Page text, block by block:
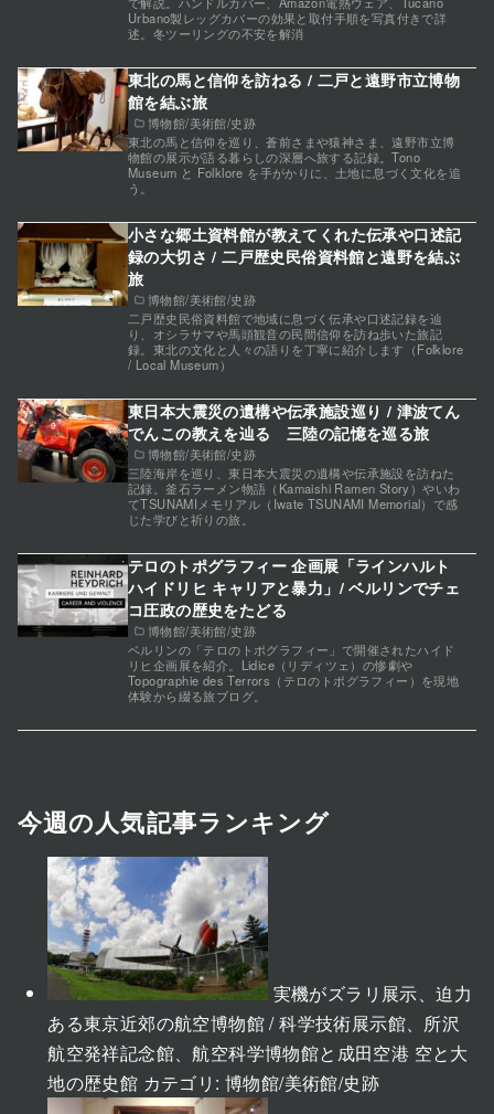
Urbano製レッグカバーの効果と取付手順を写真付きで詳
述。冬ツーリングの不安を解消
博物館/美術館/史跡
東北の馬と信仰を訪ねる / 二戸と遠野市立博物
館を結ぶ旅
東北の馬と信仰を巡り、蒼前さまや猿神さま、遠野市立博
物館の展示が語る暮らしの深層へ旅する記録。Tono
Museum と Folklore を手がかりに、土地に息づく文化を追
う。
博物館/美術館/史跡
小さな郷土資料館が教えてくれた伝承や口述記
録の大切さ / 二戸歴史民俗資料館と遠野を結ぶ
旅
二戸歴史民俗資料館で地域に息づく伝承や口述記録を辿
り、オシラサマや馬頭観音の民間信仰を訪ね歩いた旅記
録。東北の文化と人々の語りを丁寧に紹介します（Folklore
/ Local Museum）
博物館/美術館/史跡
東日本大震災の遺構や伝承施設巡り / 津波てん
でんこの教えを辿る 三陸の記憶を巡る旅
三陸海岸を巡り、東日本大震災の遺構や伝承施設を訪ねた
記録。釜石ラーメン物語（Kamaishi Ramen Story）やいわ
てTSUNAMIメモリアル（Iwate TSUNAMI Memorial）で感
じた学びと祈りの旅。
博物館/美術館/史跡
テロのトポグラフィー 企画展「ラインハルト
ハイドリヒ キャリアと暴力」/ ベルリンでチェ
コ圧政の歴史をたどる
ベルリンの「テロのトポグラフィー」で開催されたハイド
リヒ企画展を紹介。Lidice（リディツェ）の惨劇や
Topographie des Terrors（テロのトポグラフィー）を現地
体験から綴る旅ブログ。
今週の人気記事ランキング
実機がズラリ展示、迫力
ある東京近郊の航空博物館 / 科学技術展示館、所沢
航空発祥記念館、航空科学博物館と成田空港 空と大
地の歴史館 カテゴリ: 博物館/美術館/史跡